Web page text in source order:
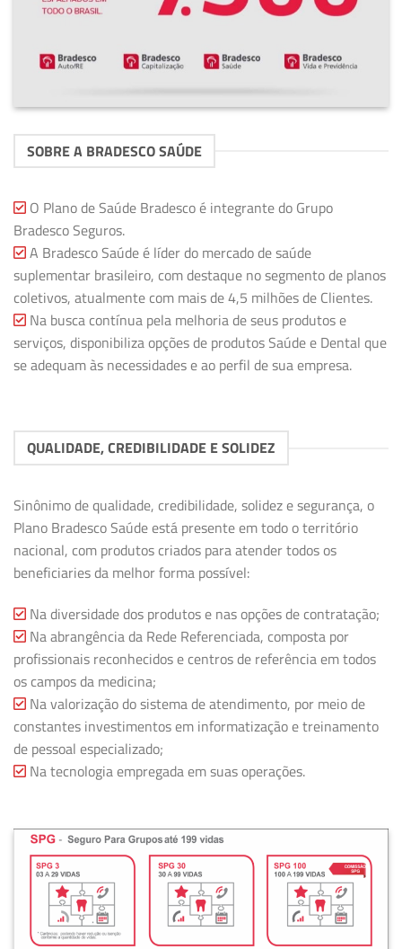
SOBRE A BRADESCO SAÚDE
O Plano de Saúde Bradesco é integrante do Grupo
Bradesco Seguros.
A Bradesco Saúde é líder do mercado de saúde
suplementar brasileiro, com destaque no segmento de planos
coletivos, atualmente com mais de 4,5 milhões de Clientes.
Na busca contínua pela melhoria de seus produtos e
serviços, disponibiliza opções de produtos Saúde e Dental que
se adequam às necessidades e ao perfil de sua empresa.
QUALIDADE, CREDIBILIDADE E SOLIDEZ
Sinônimo de qualidade, credibilidade, solidez e segurança, o
Plano Bradesco Saúde está presente em todo o território
nacional, com produtos criados para atender todos os
beneficiaries da melhor forma possível:
Na diversidade dos produtos e nas opções de contratação;
Na abrangência da Rede Referenciada, composta por
profissionais reconhecidos e centros de referência em todos
os campos da medicina;
Na valorização do sistema de atendimento, por meio de
constantes investimentos em informatização e treinamento
de pessoal especializado;
Na tecnologia empregada em suas operações.